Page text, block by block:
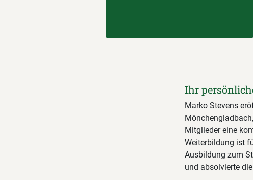
Ihr
Marko Stevens
Mitglieder eine
Weiterbildung ist
Ausbildung zum
und absolvierte